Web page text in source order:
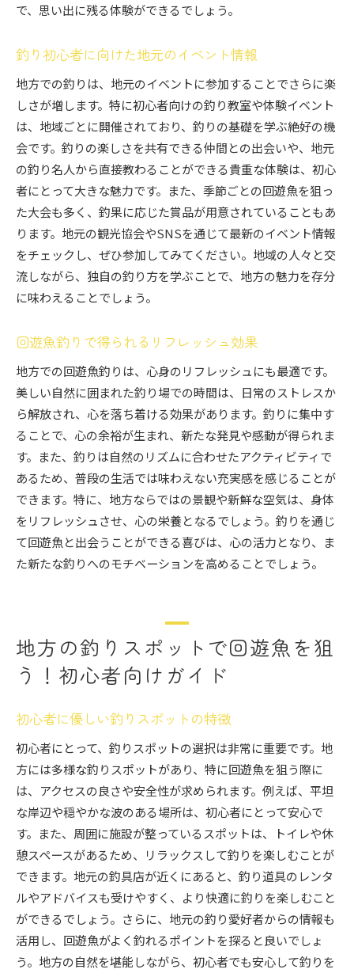
で、思い出に残る体験ができるでしょう。
釣り初心者に向けた地元のイベント情報
地方での釣りは、地元のイベントに参加することでさらに楽
しさが増します。特に初心者向けの釣り教室や体験イベント
は、地域ごとに開催されており、釣りの基礎を学ぶ絶好の機
会です。釣りの楽しさを共有できる仲間との出会いや、地元
の釣り名人から直接教わることができる貴重な体験は、初心
者にとって大きな魅力です。また、季節ごとの回遊魚を狙っ
た大会も多く、釣果に応じた賞品が用意されていることもあ
ります。地元の観光協会やSNSを通じて最新のイベント情報
をチェックし、ぜひ参加してみてください。地域の人々と交
流しながら、独自の釣り方を学ぶことで、地方の魅力を存分
に味わえることでしょう。
回遊魚釣りで得られるリフレッシュ効果
地方での回遊魚釣りは、心身のリフレッシュにも最適です。
美しい自然に囲まれた釣り場での時間は、日常のストレスか
ら解放され、心を落ち着ける効果があります。釣りに集中す
ることで、心の余裕が生まれ、新たな発見や感動が得られま
す。また、釣りは自然のリズムに合わせたアクティビティで
あるため、普段の生活では味わえない充実感を感じることが
できます。特に、地方ならではの景観や新鮮な空気は、身体
をリフレッシュさせ、心の栄養となるでしょう。釣りを通じ
て回遊魚と出会うことができる喜びは、心の活力となり、ま
た新たな釣りへのモチベーションを高めることでしょう。
地方の釣りスポットで回遊魚を狙
う！初心者向けガイド
初心者に優しい釣りスポットの特徴
初心者にとって、釣りスポットの選択は非常に重要です。地
方には多様な釣りスポットがあり、特に回遊魚を狙う際に
は、アクセスの良さや安全性が求められます。例えば、平坦
な岸辺や穏やかな波のある場所は、初心者にとって安心で
す。また、周囲に施設が整っているスポットは、トイレや休
憩スペースがあるため、リラックスして釣りを楽しむことが
できます。地元の釣具店が近くにあると、釣り道具のレンタ
ルやアドバイスも受けやすく、より快適に釣りを楽しむこと
ができるでしょう。さらに、地元の釣り愛好者からの情報も
活用し、回遊魚がよく釣れるポイントを探ると良いでしょ
う。地方の自然を堪能しながら、初心者でも安心して釣りを